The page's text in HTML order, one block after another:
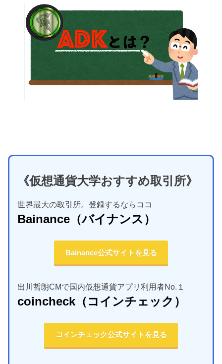
《仮想通貨大学おすすめ取引所》
世界最大の取引所。登録するならココ
Bainance （バイナンス）
Bainance公式サイトを見る
出川哲朗CMで国内仮想通貨アプリ利用者No.１
coincheck （コインチェック）
コインチェック公式サイトを見る